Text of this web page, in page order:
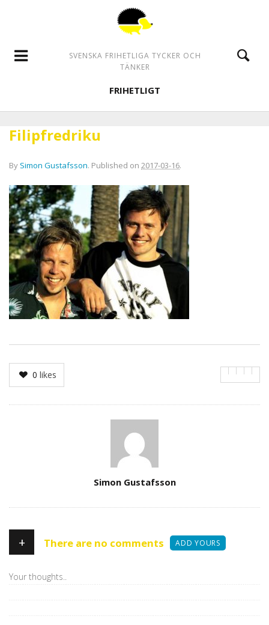
SVENSKA FRIHETLIGA TYCKER OCH
TÄNKER
FRIHETLIGT
Filipfredriku
By Simon Gustafsson. Published on 2017-03-16.
0 likes
Simon Gustafsson
+ There are no comments ADD YOURS